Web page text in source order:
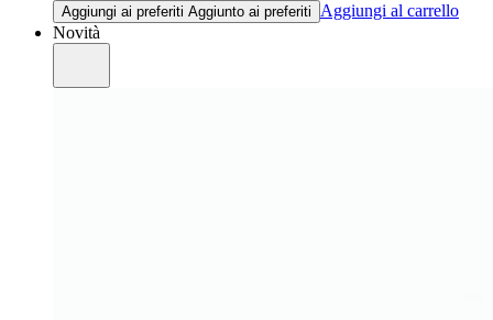
Aggiungi ai preferiti Aggiunto ai preferiti
Aggiungi al carrello
Novità